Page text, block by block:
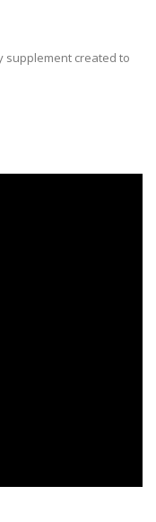
supplement created to